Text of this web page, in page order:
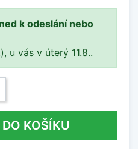
k odeslání nebo
u vás v úterý 11.8..
DO KOŠÍKU